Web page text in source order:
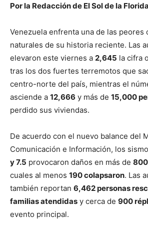
Por la Redacción de El Sol de la Florida
Venezuela enfrenta una de las peores
naturales de su historia reciente. Las
elevaron este viernes a 2,645 la cifra
tras los dos fuertes terremotos que
centro-norte del país, mientras el
asciende a 12,666 y más de 15,000
perdido sus viviendas.
De acuerdo con el nuevo balance del
Comunicación e Información, los
y 7.5 provocaron daños en más de
cuales al menos 190 colapsaron. Las
también reportan 6,462 personas
familias atendidas y cerca de 900
evento principal.